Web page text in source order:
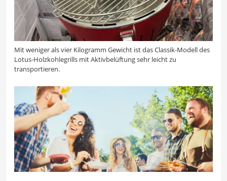
Mit weniger als vier Kilogramm Gewicht ist das Classik-Modell des
Lotus-Holzkohlegrills mit Aktivbelüftung sehr leicht zu
transportieren.